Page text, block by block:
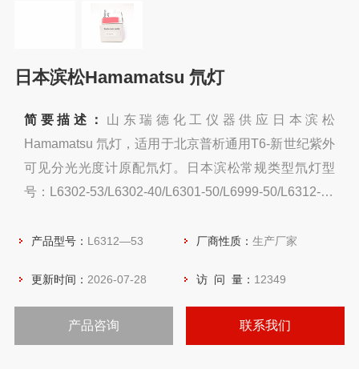
日本滨松Hamamatsu 氘灯
简要描述： 山东瑞德化工仪器供应日本滨松
Hamamatsu 氘灯，适用于北京普析通用T6-新世纪紫外
可见分光光度计原配氘灯。日本滨松常规类型氘灯型
号：L6302-53/L6302-40/L6301-50/L6999-50/L6312-53
产品型号： L6312—53 厂商性质： 生产厂家
更新时间： 2026-07-28 访 问 量： 12349
产品咨询 联系我们